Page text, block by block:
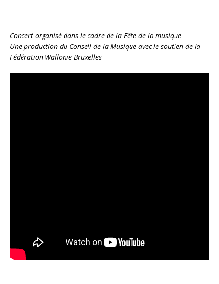
Concert organisé dans le cadre de la Fête de la musique
Une production du Conseil de la Musique avec le soutien de la
Fédération Wallonie-Bruxelles